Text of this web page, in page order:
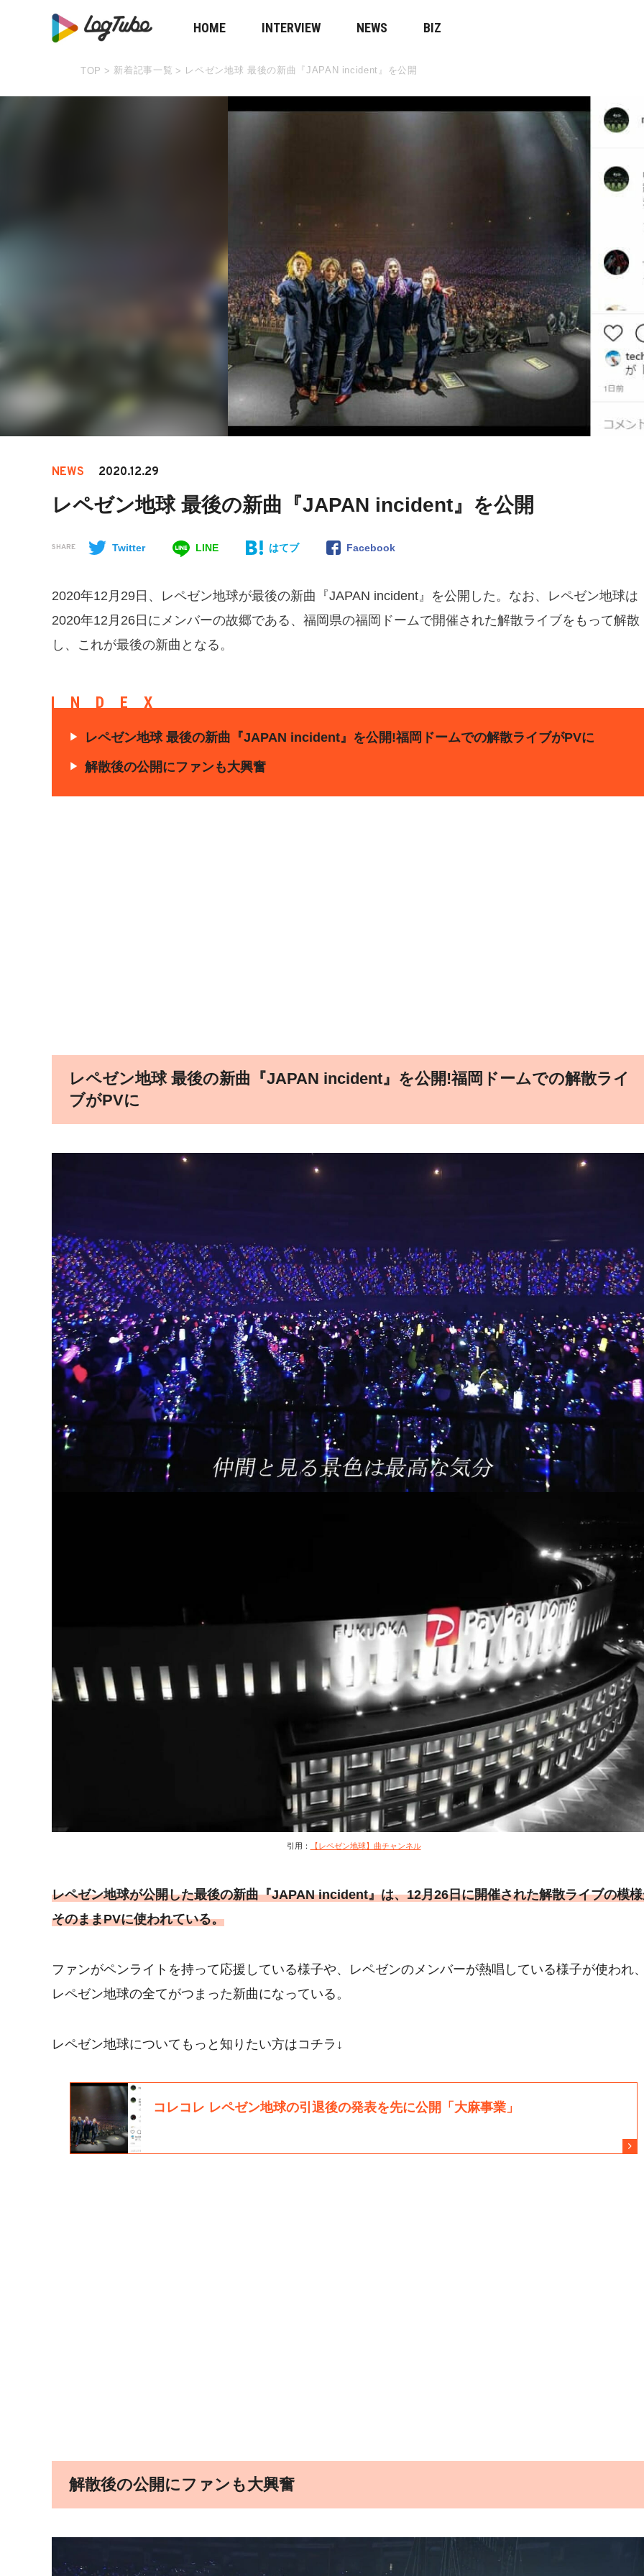
HOME INTERVIEW NEWS BIZ
TOP > 新着記事一覧 > レペゼン地球 最後の新曲『JAPAN incident』を公開
NEWS 2020.12.29
レペゼン地球 最後の新曲『JAPAN incident』を公開
SHARE Twitter LINE はてブ Facebook
2020年12月29日、レペゼン地球が最後の新曲『JAPAN incident』を公開した。なお、レペゼン地球は
2020年12月26日にメンバーの故郷である、福岡県の福岡ドームで開催された解散ライブをもって解散
し、これが最後の新曲となる。
INDEX
レペゼン地球 最後の新曲『JAPAN incident』を公開!福岡ドームでの解散ライブがPVに
解散後の公開にファンも大興奮
レペゼン地球 最後の新曲『JAPAN incident』を公開!福岡ドームでの解散ライ
ブがPVに
引用： 【レペゼン地球】曲チャンネル
レペゼン地球が公開した最後の新曲『JAPAN incident』は、12月26日に開催された解散ライブの模
そのままPVに使われている。
ファンがペンライトを持って応援している様子や、レペゼンのメンバーが熱唱している様子が使われ
レペゼン地球の全てがつまった新曲になっている。
レペゼン地球についてもっと知りたい方はコチラ↓
解散後の公開にファンも大興奮